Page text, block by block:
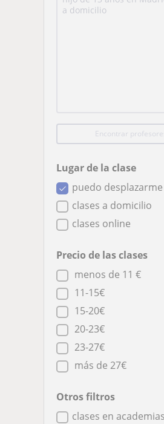
Encontrar
Lugar de la clase
puedo desplazarme
clases a domicilio
clases online
Precio de las clases
menos de 11 €
11-15€
15-20€
20-23€
23-27€
más de 27€
Otros filtros
clases en academias